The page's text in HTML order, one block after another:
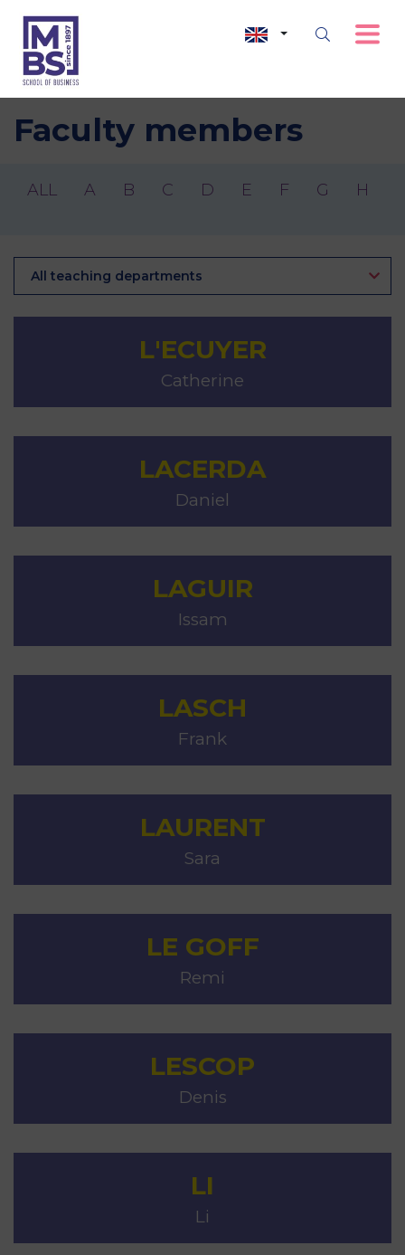
Faculty members
ALL A B C D E F G H
All teaching departments
L'ECUYER
Catherine
LACERDA
Daniel
LAGUIR
Issam
LASCH
Frank
LAURENT
Sara
LE GOFF
Remi
LESCOP
Denis
LI
Li